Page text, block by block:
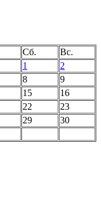
Сб.
Вс.
1
2
8
9
15
16
22
23
29
30